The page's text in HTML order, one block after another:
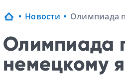
Новости Олимпиада
Олимпиада
немецкому